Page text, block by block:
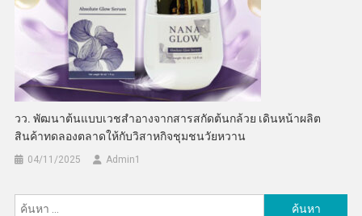
วว. พัฒนาต้นแบบเวชสำอางจากสารสกัดต้นกล้วย เดินหน้าผลิต
สินค้าทดลองตลาดให้กับวิสาหกิจชุมชนวัยหวาน
04/11/2025 Admin​1